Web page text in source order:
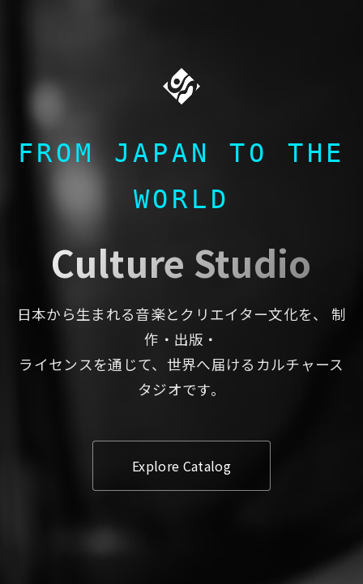
FROM JAPAN TO THE
WORLD
Culture Studio
日本から生まれる音楽とクリエイター文化を、 制
作・出版・
ライセンスを通じて、世界へ届けるカルチャース
タジオです。
Explore Catalog